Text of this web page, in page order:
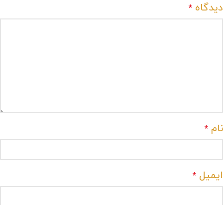
دیدگاه *
نام *
ایمیل *